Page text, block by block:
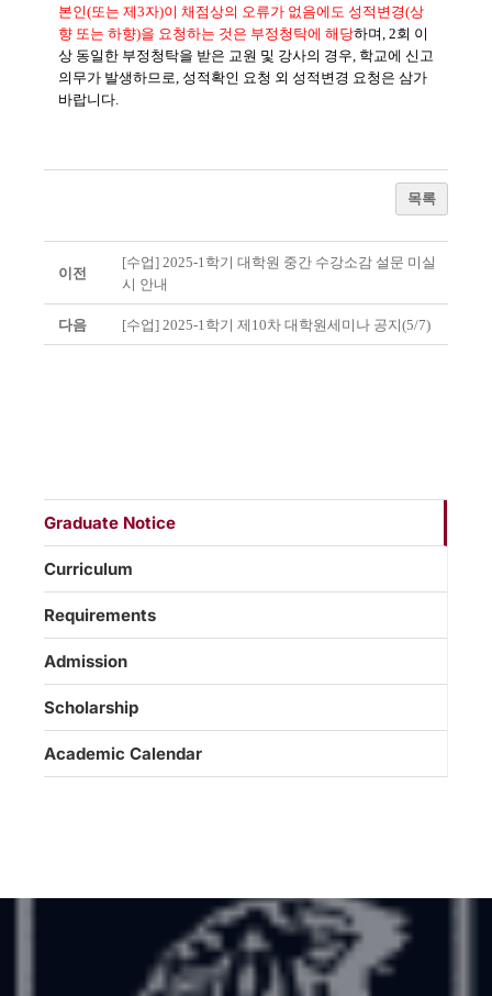
본인(또는 제3자)이 채점상의 오류가 없음에도 성적변경(상
향 또는 하향)을 요청하는 것은 부정청탁에 해당하며, 2회 이
상 동일한 부정청탁을 받은 교원 및 강사의 경우, 학교에 신고
의무가 발생하므로, 성적확인 요청 외 성적변경 요청은 삼가
바랍니다.
목록
이전
[수업] 2025-1학기 대학원 중간 수강소감 설문 미실
시 안내
다음 [수업] 2025-1학기 제10차 대학원세미나 공지(5/7)
Graduate Notice
Curriculum
Requirements
Admission
Scholarship
Academic Calendar